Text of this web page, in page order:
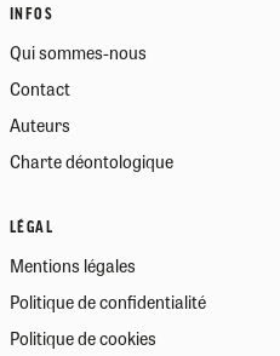
INFOS
Qui sommes-nous
Contact
Auteurs
Charte déontologique
LÉGAL
Mentions légales
Politique de confidentialité
Politique de cookies